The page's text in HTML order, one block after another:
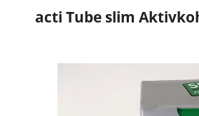
acti Tube slim